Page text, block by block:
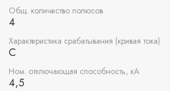
Общ. количество полюсов
4
Характеристика срабатывания (кривая тока)
C
Ном. отключающая способность, кА
4,5